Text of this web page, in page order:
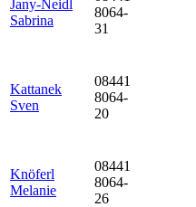
Jany-Neidl
Sabrina
8064-
31
Kattanek
Sven
08441
8064-
20
Knöferl
Melanie
08441
8064-
26